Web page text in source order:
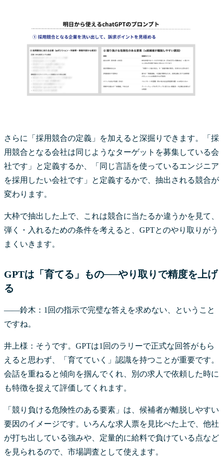
さらに「採用競合の定義」を加えると深掘りできます。「採
用競合となる会社は同じようなターゲットを募集している会
社です」と定義するか、「同じ言語を使っているエンジニア
を採用したい会社です」と定義するかで、抽出される競合が
変わります。
大枠で抽出した上で、これは競合に当たるか違うかを見て、
弾く・入れるための条件を考えると、GPTとのやり取りがう
まくいきます。
GPTは「育てる」もの──やり取りで精度を上げ
る
――鈴木：1回の指示で完璧な答えを求めない、ということ
ですね。
井上様：そうです。GPTは1回のラリーで正式な回答がもら
えると思わず、「育てていく」認識を持つことが重要です。
会話を重ねると傾向を掴んでくれ、別の求人で依頼した時に
も特徴を捉えて評価してくれます。
「競り負ける危険性のある要素」は、候補者が離脱しやすい
要因のイメージです。いろんな求人票を見比べた上で、他社
が打ち出している強みや、定量的に給料で負けている点など
を見られるので、市場調査として使えます。